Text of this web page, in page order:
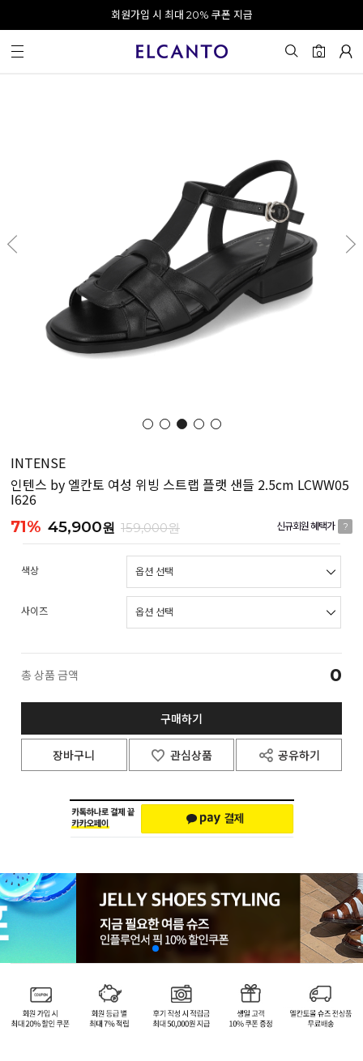
오전 10시 이전 결제 완료 시 오늘 출발!
회원가입 시 최대 20% 쿠폰 지급
0
INTENSE
인텐스 by 엘칸토 여성 위빙 스트랩 플랫 샌들 2.5cm LCWW05
I626
71% 45,900원 159,000원 신규회원 혜택가 ?
색상
사이즈
총 상품 금액 0
구매하기
장바구니 관심상품 공유하기